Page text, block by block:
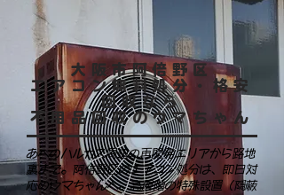
大阪市阿倍野区
エアコン無料処分・格安
回収なら
不用品回収のウマちゃん
あべのハルカス周辺の再開発エリアから路地
裏まで。阿倍野区のエアコン処分は、即日対
応のウマちゃんへ。高層階の特殊設置（隠蔽